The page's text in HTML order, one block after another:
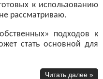
к использованию
рассматриваю.
подходов к
стать основной для
Читать далее »